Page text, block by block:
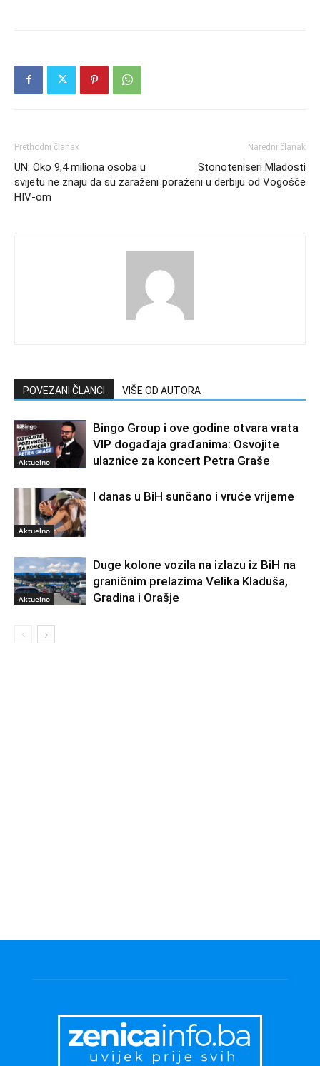
Prethodni članak
UN: Oko 9,4 miliona osoba u
svijetu ne znaju da su zaraženi
HIV-om
Naredni članak
Stonoteniseri Mladosti
poraženi u derbiju od Vogošće
POVEZANI ČLANCI VIŠE OD AUTORA
Aktuelno
Bingo Group i ove godine otvara vrata
VIP događaja građanima: Osvojite
ulaznice za koncert Petra Graše
Aktuelno
I danas u BiH sunčano i vruće vrijeme
Aktuelno
Duge kolone vozila na izlazu iz BiH na
graničnim prelazima Velika Kladuša,
Gradina i Orašje